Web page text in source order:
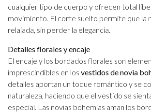
cualquier tipo de cuerpo y ofrecen total
movimiento. El corte suelto permite que la
relajada, sin perder la elegancia.
Detalles florales y encaje
El encaje y los bordados florales son
imprescindibles en los vestidos de novia
detalles aportan un toque romántico y se
naturaleza, haciendo que el vestido se
especial. Las novias bohemias aman los